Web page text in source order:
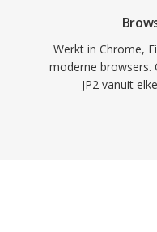
Werkt in Chrome,
moderne browsers.
JP2 vanuit